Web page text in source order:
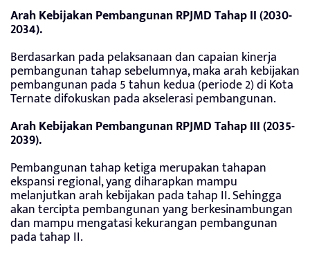
Arah Kebijakan Pembangunan RPJMD Tahap II (2030-
2034).
Berdasarkan pada pelaksanaan dan capaian kinerja
pembangunan tahap sebelumnya, maka arah kebijakan
pembangunan pada 5 tahun kedua (periode 2) di Kota
Ternate difokuskan pada akselerasi pembangunan.
Arah Kebijakan Pembangunan RPJMD Tahap III (2035-
2039).
Pembangunan tahap ketiga merupakan tahapan
ekspansi regional, yang diharapkan mampu
melanjutkan arah kebijakan pada tahap II. Sehingga
akan tercipta pembangunan yang berkesinambungan
dan mampu mengatasi kekurangan pembangunan
pada tahap II.